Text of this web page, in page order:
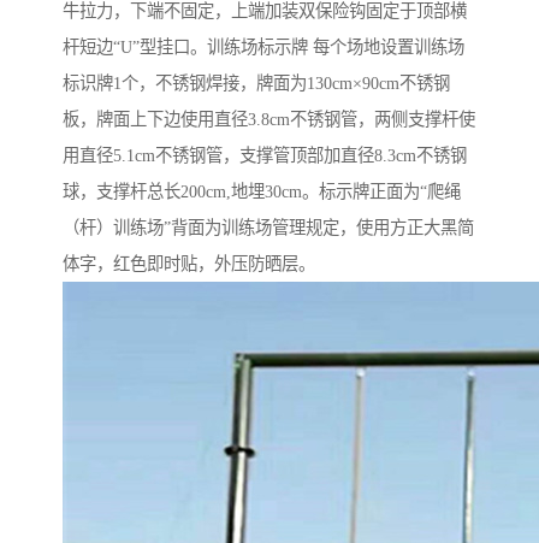
牛拉力，下端不固定，上端加装双保险钩固定于顶部横
杆短边“U”型挂口。训练场标示牌 每个场地设置训练场
标识牌1个，不锈钢焊接，牌面为130cm×90cm不锈钢
板，牌面上下边使用直径3.8cm不锈钢管，两侧支撑杆使
用直径5.1cm不锈钢管，支撑管顶部加直径8.3cm不锈钢
球，支撑杆总长200cm,地埋30cm。标示牌正面为“爬绳
（杆）训练场”背面为训练场管理规定，使用方正大黑简
体字，红色即时贴，外压防晒层。